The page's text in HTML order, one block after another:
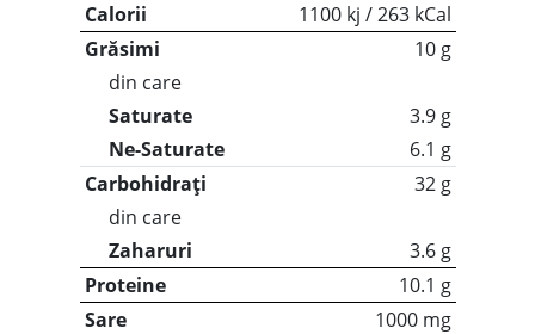
Calorii
1100 kj / 263 kCal
Grăsimi
10 g
din care
Saturate
3.9 g
Ne-Saturate
6.1 g
Carbohidrați
32 g
din care
Zaharuri
3.6 g
Proteine
10.1 g
Sare
1000 mg